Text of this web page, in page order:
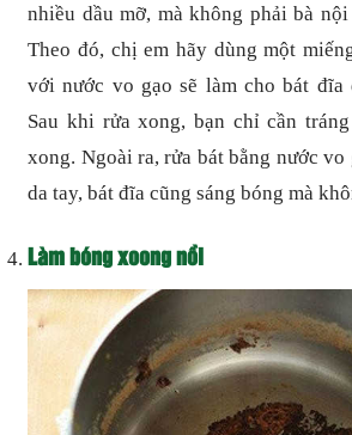
nhiều dầu mỡ, mà không phải bà
Theo đó, chị em hãy dùng một
với nước vo gạo sẽ làm cho bát đĩa
Sau khi rửa xong, bạn chỉ cần
xong. Ngoài ra, rửa bát bằng nước vo
da tay, bát đĩa cũng sáng bóng mà
Làm bóng xoong nồi